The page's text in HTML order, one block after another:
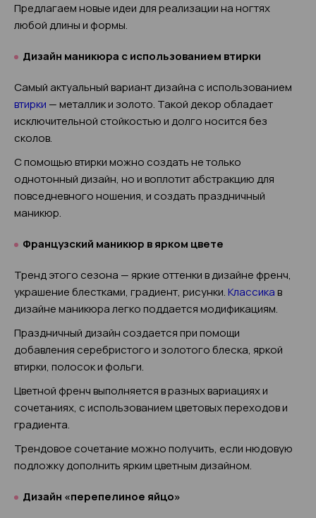
Предлагаем новые идеи для реализации на ногтях
любой длины и формы.
Дизайн маникюра с использованием втирки
Самый актуальный вариант дизайна с использованием
втирки — металлик и золото. Такой декор обладает
исключительной стойкостью и долго носится без
сколов.
С помощью втирки можно создать не только
однотонный дизайн, но и воплотит абстракцию для
повседневного ношения, и создать праздничный
маникюр.
Французский маникюр в ярком цвете
Тренд этого сезона — яркие оттенки в дизайне френч,
украшение блестками, градиент, рисунки.Классикав
дизайне маникюра легко поддается модификациям.
Праздничный дизайн создается при помощи
добавления серебристого и золотого блеска, яркой
втирки, полосок и фольги.
Цветной френч выполняется в разных вариациях и
сочетаниях, с использованием цветовых переходов и
градиента.
Трендовое сочетание можно получить, если нюдовую
подложку дополнить ярким цветным дизайном.
Дизайн «перепелиное яйцо»